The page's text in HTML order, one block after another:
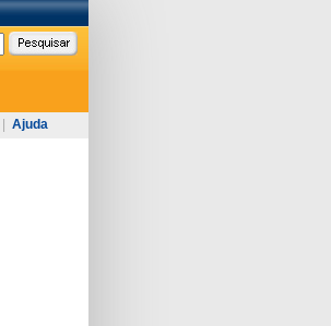
Ajuda